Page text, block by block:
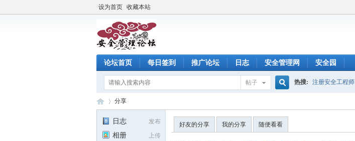
设为首页 收藏本站
论坛首页 每日签到 推广论坛 日志 安全管理网 安全园
帖子 热搜: 注册安全工程师
分享
发布
日志
上传
相册
好友的分享 我的分享 随便看看